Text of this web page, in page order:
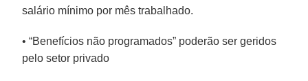
salário mínimo por mês trabalhado.
• “Benefícios não programados” poderão ser geridos
pelo setor privado